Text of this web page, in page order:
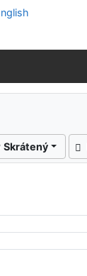
Skrátený